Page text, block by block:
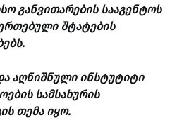
განვითარების სააგენტოს
შტატების
აღნიშნული ინსტუტიტი
სამსახურის
თემა იყო.